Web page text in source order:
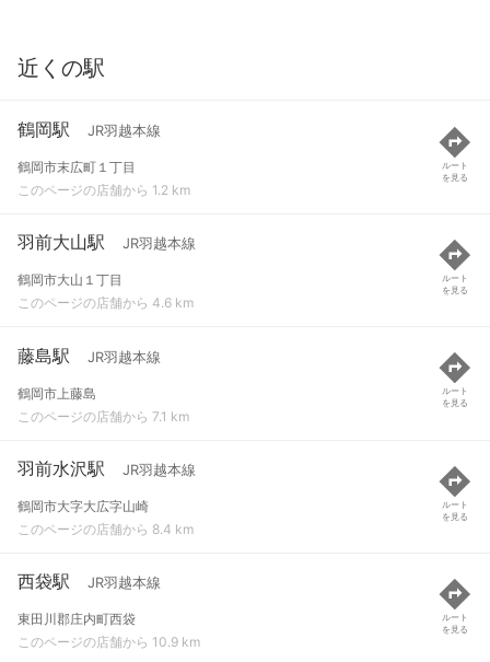
近くの駅
鶴岡駅 JR羽越本線
鶴岡市末広町１丁目
このページの店舗から 1.2 km
ルート
を見る
羽前大山駅 JR羽越本線
鶴岡市大山１丁目
このページの店舗から 4.6 km
ルート
を見る
藤島駅 JR羽越本線
鶴岡市上藤島
このページの店舗から 7.1 km
ルート
を見る
羽前水沢駅 JR羽越本線
鶴岡市大字大広字山崎
このページの店舗から 8.4 km
ルート
を見る
西袋駅 JR羽越本線
東田川郡庄内町西袋
このページの店舗から 10.9 km
ルート
を見る